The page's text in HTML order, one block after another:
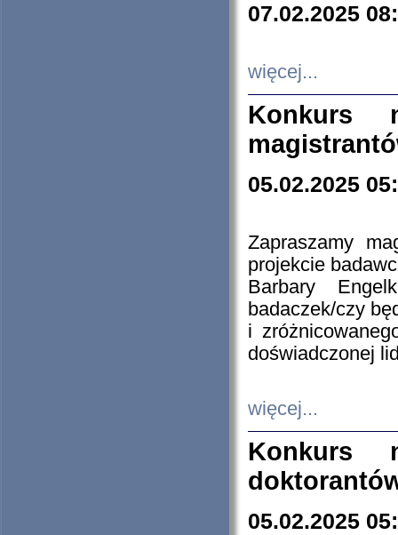
07.02.2025
więcej...
Konkurs
05.02.2025
Zapraszamy
projekcie
Barbary
badaczek/czy
i
doświadczonej
więcej...
Konkurs
05.02.2025